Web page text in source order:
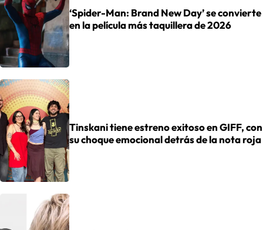
‘Spider-Man: Brand New Day’ se convierte
en la película más taquillera de 2026
Tinskani tiene estreno exitoso en GIFF, con
su choque emocional detrás de la nota roja